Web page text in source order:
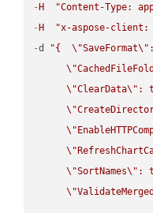
- H
"Content-Type:
- H
"x-aspose-client:
-d "{ \"SaveFormat\"
\"
\"ClearData\" :
\"
\"
\"
\"SortNames\" :
\"